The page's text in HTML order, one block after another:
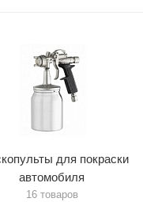
для покраски
автомобиля
16 товаров